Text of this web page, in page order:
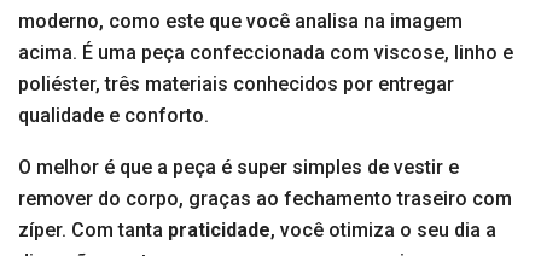
moderno, como este que você analisa na imagem
acima. É uma peça confeccionada com viscose, linho e
poliéster, três materiais conhecidos por entregar
qualidade e conforto.
O melhor é que a peça é super simples de vestir e
remover do corpo, graças ao fechamento traseiro com
zíper. Com tanta praticidade, você otimiza o seu dia a